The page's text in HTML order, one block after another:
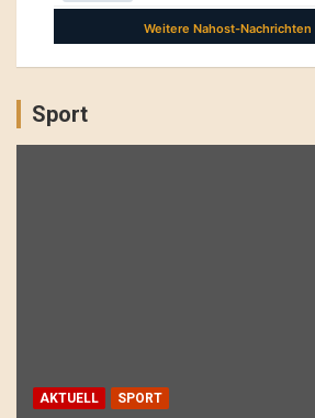
Sport
AKTUELL SPORT